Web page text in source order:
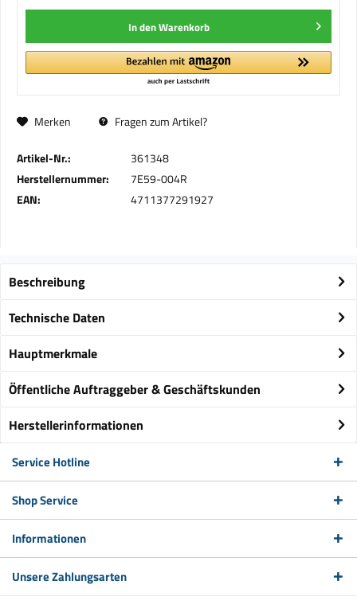
In denWarenkorb
Merken Fragen zum Artikel?
Artikel-Nr.:
361348
Herstellernummer:
7E59-004R
EAN:
4711377291927
Beschreibung
Technische Daten
Hauptmerkmale
Öffentliche Auftraggeber & Geschäftskunden
Herstellerinformationen
Service Hotline
Shop Service
Informationen
Unsere Zahlungsarten